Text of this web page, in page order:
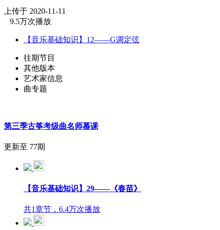
上传于 2020-11-11
9.5万次播放
【音乐基础知识】12——G调定弦
往期节目
其他版本
艺术家信息
曲专题
第三季古筝考级曲名师慕课
更新至 77期
【音乐基础知识】29——《春苗》
共1章节，6.4万次播放